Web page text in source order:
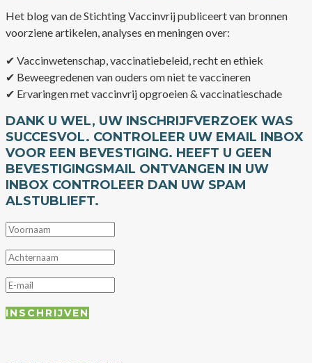
Het blog van de Stichting Vaccinvrij publiceert van bronnen
voorziene artikelen, analyses en meningen over:
✔ Vaccinwetenschap, vaccinatiebeleid, recht en ethiek
✔ Beweegredenen van ouders om niet te vaccineren
✔ Ervaringen met vaccinvrij opgroeien & vaccinatieschade
DANK U WEL, UW INSCHRIJFVERZOEK WAS
SUCCESVOL. CONTROLEER UW EMAIL INBOX
VOOR EEN BEVESTIGING. HEEFT U GEEN
BEVESTIGINGSMAIL ONTVANGEN IN UW
INBOX CONTROLEER DAN UW SPAM
ALSTUBLIEFT.
INSCHRIJVEN